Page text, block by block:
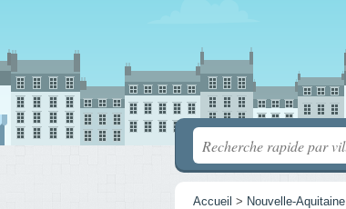
Accueil > Nouvelle-Aquitaine